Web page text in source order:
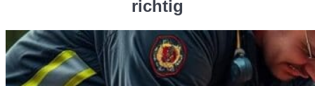
richtig